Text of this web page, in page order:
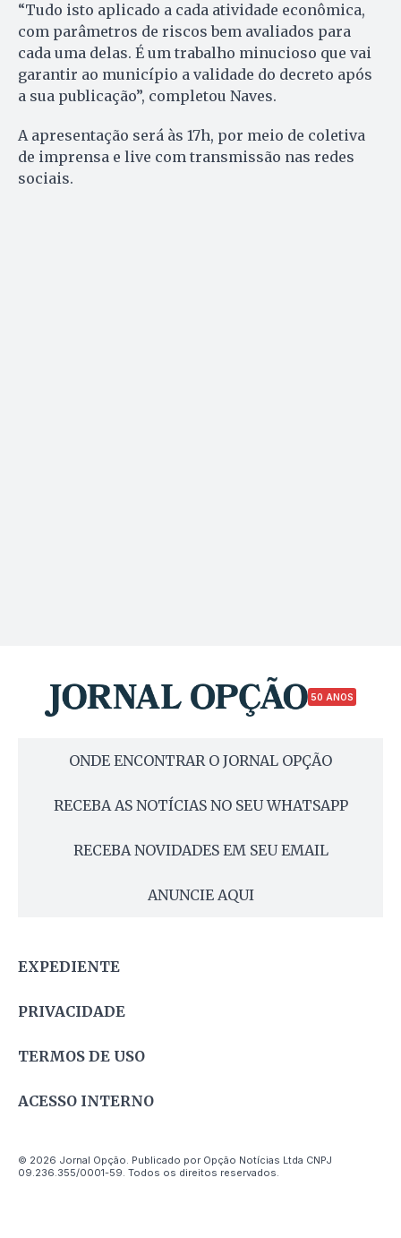
“Tudo isto aplicado a cada atividade econômica,
com parâmetros de riscos bem avaliados para
cada uma delas. É um trabalho minucioso que vai
garantir ao município a validade do decreto após
a sua publicação”, completou Naves.
A apresentação será às 17h, por meio de coletiva
de imprensa e live com transmissão nas redes
sociais.
50 ANOS
ONDE ENCONTRAR O JORNAL OPÇÃO
RECEBA AS NOTÍCIAS NO SEU WHATSAPP
RECEBA NOVIDADES EM SEU EMAIL
ANUNCIE AQUI
EXPEDIENTE
PRIVACIDADE
TERMOS DE USO
ACESSO INTERNO
© 2026 Jornal Opção. Publicado por Opção Notícias Ltda CNPJ
09.236.355/0001-59. Todos os direitos reservados.